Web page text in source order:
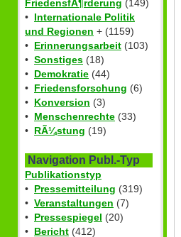
FriedensfÃ¶rderung (149)
• Internationale Politik
und Regionen + (1159)
• Erinnerungsarbeit (103)
• Sonstiges (18)
• Demokratie (44)
• Friedensforschung (6)
• Konversion (3)
• Menschenrechte (33)
• RÃ¼stung (19)
Navigation Publ.-Typ
Publikationstyp
• Pressemitteilung (319)
• Veranstaltungen (7)
• Pressespiegel (20)
• Bericht (412)